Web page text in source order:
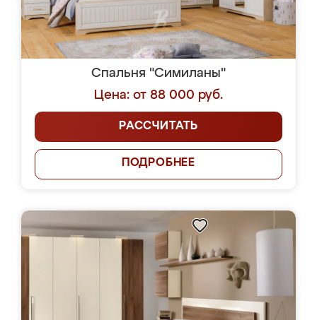
Спальня "Симиланы"
Цена: от 88 000 руб.
РАССЧИТАТЬ
ПОДРОБНЕЕ